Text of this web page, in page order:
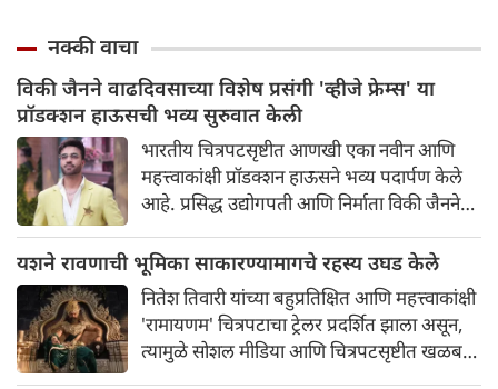
नक्की वाचा
विकी जैनने वाढदिवसाच्या विशेष प्रसंगी 'व्हीजे फ्रेम्स' या
प्रॉडक्शन हाऊसची भव्य सुरुवात केली
भारतीय चित्रपटसृष्टीत आणखी एका नवीन आणि
महत्त्वाकांक्षी प्रॉडक्शन हाऊसने भव्य पदार्पण केले
आहे. प्रसिद्ध उद्योगपती आणि निर्माता विकी जैनने
आपल्या नवीन प्रॉडक्शन बॅनरची अधिकृतपणे घोषणा
केली. या नवीन बॅनरचा पहिला प्रकल्प इतका भव्य
आहे की त्याने चाहत्यांमध्ये आधीच खळबळ उडवून
दिली आहे.
यशने रावणाची भूमिका साकारण्यामागचे रहस्य उघड केले
नितेश तिवारी यांच्या बहुप्रतिक्षित आणि महत्त्वाकांक्षी
'रामायणम' चित्रपटाचा ट्रेलर प्रदर्शित झाला असून,
त्यामुळे सोशल मीडिया आणि चित्रपटसृष्टीत खळबळ